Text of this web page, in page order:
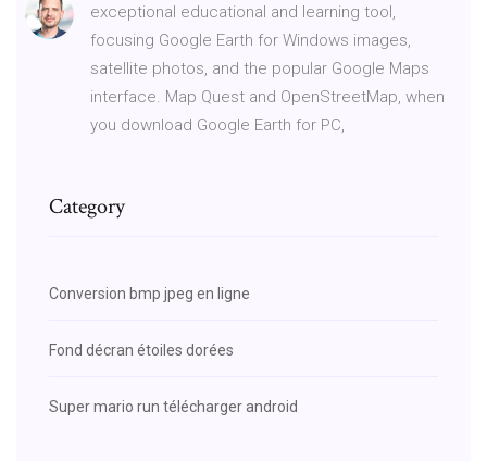
exceptional educational and learning tool,
focusing Google Earth for Windows images,
satellite photos, and the popular Google Maps
interface. Map Quest and OpenStreetMap, when
you download Google Earth for PC,
Category
Conversion bmp jpeg en ligne
Fond décran étoiles dorées
Super mario run télécharger android